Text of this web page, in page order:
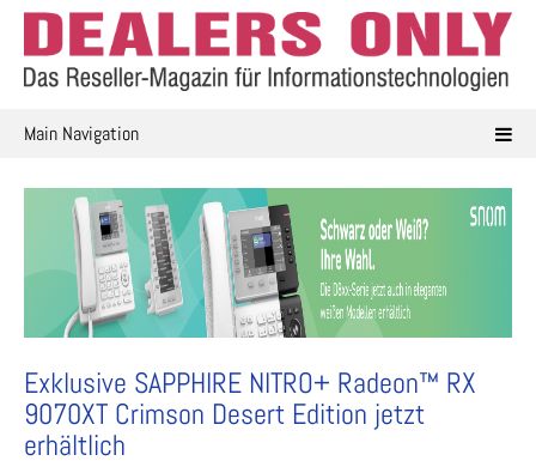
Skip
content
Main Navigation
Exklusive SAPPHIRE NITRO+ Radeon™ RX
9070XT Crimson Desert Edition jetzt
erhältlich